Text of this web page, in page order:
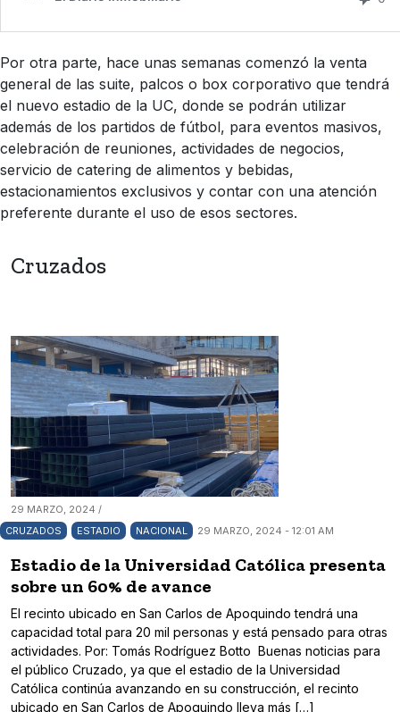
Por otra parte, hace unas semanas comenzó la venta
general de las suite, palcos o box corporativo que tendrá
el nuevo estadio de la UC, donde se podrán utilizar
además de los partidos de fútbol, para eventos masivos,
celebración de reuniones, actividades de negocios,
servicio de catering de alimentos y bebidas,
estacionamientos exclusivos y contar con una atención
preferente durante el uso de esos sectores.
Cruzados
29 MARZO, 2024 /
CRUZADOS
ESTADIO NACIONAL 29 MARZO, 2024 - 12:01 AM
Estadio de la Universidad Católica presenta
sobre un 60% de avance
El recinto ubicado en San Carlos de Apoquindo tendrá una
capacidad total para 20 mil personas y está pensado para otras
actividades. Por: Tomás Rodríguez Botto Buenas noticias para
el público Cruzado, ya que el estadio de la Universidad
Católica continúa avanzando en su construcción, el recinto
ubicado en San Carlos de Apoquindo lleva más […]